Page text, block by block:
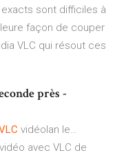
sont difficiles à
façon de couper
VLC qui résout ces
près -
vidéolan le…
avec VLC de